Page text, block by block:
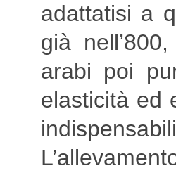
adattatisi a
già
arabi poi
elasticità ed